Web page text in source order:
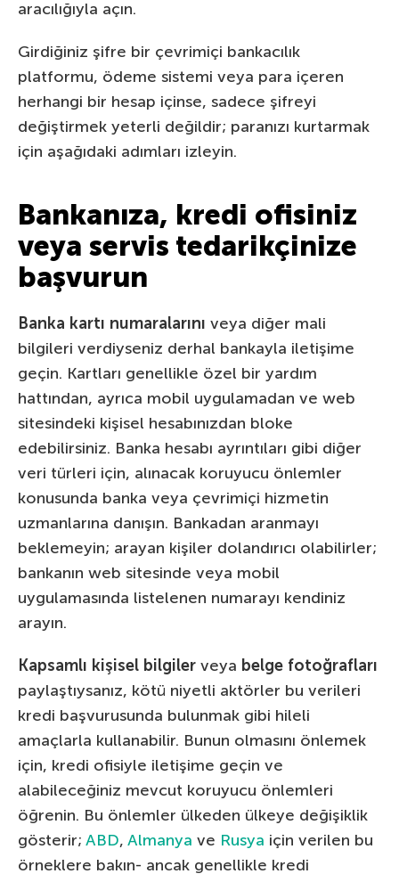
aracılığıyla açın.
Girdiğiniz şifre bir çevrimiçi bankacılık
platformu, ödeme sistemi veya para içeren
herhangi bir hesap içinse, sadece şifreyi
değiştirmek yeterli değildir; paranızı kurtarmak
için aşağıdaki adımları izleyin.
Bankanıza, kredi ofisiniz
veya servis tedarikçinize
başvurun
Banka kartı numaralarını veya diğer mali
bilgileri verdiyseniz derhal bankayla iletişime
geçin. Kartları genellikle özel bir yardım
hattından, ayrıca mobil uygulamadan ve web
sitesindeki kişisel hesabınızdan bloke
edebilirsiniz. Banka hesabı ayrıntıları gibi diğer
veri türleri için, alınacak koruyucu önlemler
konusunda banka veya çevrimiçi hizmetin
uzmanlarına danışın. Bankadan aranmayı
beklemeyin; arayan kişiler dolandırıcı olabilirler;
bankanın web sitesinde veya mobil
uygulamasında listelenen numarayı kendiniz
arayın.
Kapsamlı kişisel bilgiler veya belge fotoğrafları
paylaştıysanız, kötü niyetli aktörler bu verileri
kredi başvurusunda bulunmak gibi hileli
amaçlarla kullanabilir. Bunun olmasını önlemek
için, kredi ofisiyle iletişime geçin ve
alabileceğiniz mevcut koruyucu önlemleri
öğrenin. Bu önlemler ülkeden ülkeye değişiklik
gösterir; ABD, Almanya ve Rusya için verilen bu
örneklere bakın- ancak genellikle kredi